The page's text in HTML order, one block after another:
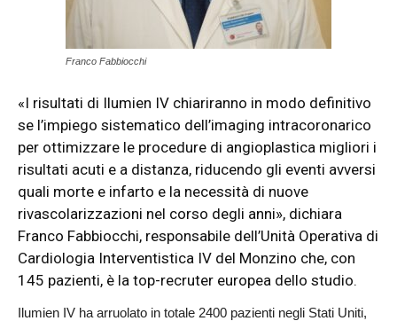
Franco Fabbiocchi
«I risultati di Ilumien IV chiariranno in modo definitivo
se l’impiego sistematico dell’imaging intracoronarico
per ottimizzare le procedure di angioplastica migliori i
risultati acuti e a distanza, riducendo gli eventi avversi
quali morte e infarto e la necessità di nuove
rivascolarizzazioni nel corso degli anni», dichiara
Franco Fabbiocchi, responsabile dell’Unità Operativa di
Cardiologia Interventistica IV del Monzino che, con
145 pazienti, è la top-recruter europea dello studio.
Ilumien IV ha arruolato in totale 2400 pazienti negli Stati Uniti,